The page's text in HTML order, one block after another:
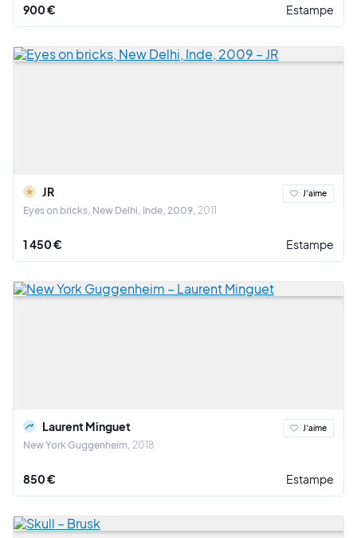
900 € Estampe
JR
Eyes on bricks, New Delhi, Inde, 2009 2011
J'aime
1 450 € Estampe
Laurent Minguet
New York Guggenheim 2018
J'aime
850 € Estampe